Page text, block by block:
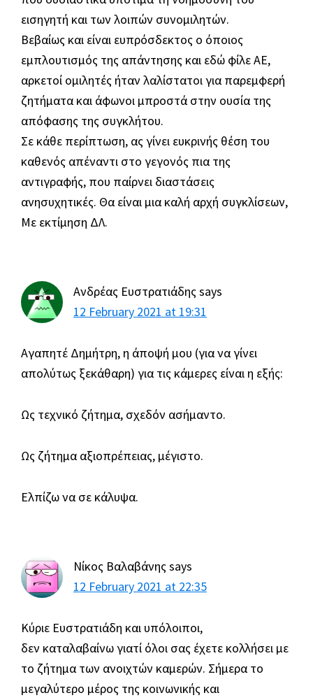
εισηγητή και των λοιπών συνομιλητών.
Βεβαίως και είναι ευπρόσδεκτος ο όποιος
εμπλουτισμός της απάντησης και εδώ φίλε ΑΕ,
αρκετοί ομιλητές ήταν λαλίστατοι για παρεμφερή
ζητήματα και άφωνοι μπροστά στην ουσία της
απόφασης της συγκλήτου.
Σε κάθε περίπτωση, ας γίνει ευκρινής θέση του
καθενός απέναντι στο γεγονός πια της
αντιγραφής, που παίρνει διαστάσεις
ανησυχητικές. Θα είναι μια καλή αρχή συγκλίσεων,
Με εκτίμηση ΔΛ.
Ανδρέας Ευστρατιάδηςsays
12 February 2021 at 19:31
Αγαπητέ Δημήτρη, η άποψή μου (για να γίνει
απολύτως ξεκάθαρη) για τις κάμερες είναι η εξής:
Ως τεχνικό ζήτημα, σχεδόν ασήμαντο.
Ως ζήτημα αξιοπρέπειας, μέγιστο.
Ελπίζω να σε κάλυψα.
Νίκος Βαλαβάνηςsays
12 February 2021 at 22:35
Κύριε Ευστρατιάδη και υπόλοιποι,
δεν καταλαβαίνω γιατί όλοι σας έχετε κολλήσει με
το ζήτημα των ανοιχτών καμερών. Σήμερα το
μεγαλύτερο μέρος της κοινωνικής και